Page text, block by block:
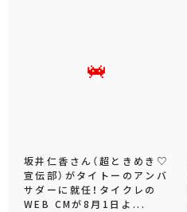
坂井仁香さん（超ときめき♡
宣伝部）がタイトーのアンバ
サダーに就任！タイクレの
WEB CMが8月1日よ...